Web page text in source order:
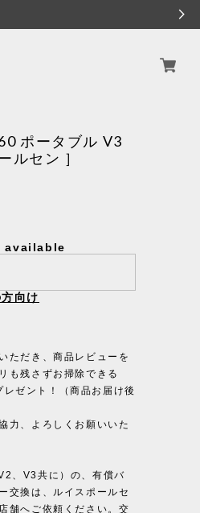
ポータブル V3
ルセン ］
向け
ただき、商品レビューを
も残さずお掃除できる
ゼント！（商品お届け後
力、よろしくお願いいた
、V3共に）の、有償バ
交換は、ルイスポールセ
舗へご依頼ください。交